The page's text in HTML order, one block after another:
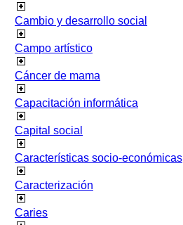
Cambio y desarrollo social
Campo artístico
Cáncer de mama
Capacitación informática
Capital social
Características socio-económicas
Caracterización
Caries